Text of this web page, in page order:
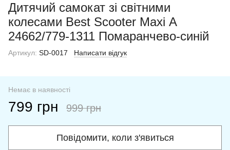
Дитячий самокат зі світними
колесами Best Scooter Maxi А
24662/779-1311 Помаранчево-синій
Артикул: SD-0017 Написати відгук
Немає в наявності
799 грн 999 грн
Повідомити, коли з'явиться